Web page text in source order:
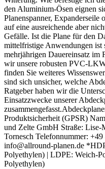
den Aluminium-Ösen eignen
Planenspanner, Expanderseile
auf eine ausreichende aber
Gefälle. Ist die Plane für den
mittelfristige Anwendungen ist
mehrjährigen Dauereinsatz im
wir unsere robusten PVC-
finden Sie weiteres
sind sich unsicher, welche
Ratgeber haben wir die
Einsatzzwecke unserer
Produktsicherheit (GPSR)
und Zelte GmbH Straße:
Tornesch Telefonnummer:
info@allround-planen.de
Polyethylen) | LDPE: Weich-
Polyethylen)